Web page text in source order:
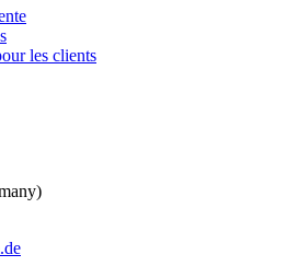
les clients
)